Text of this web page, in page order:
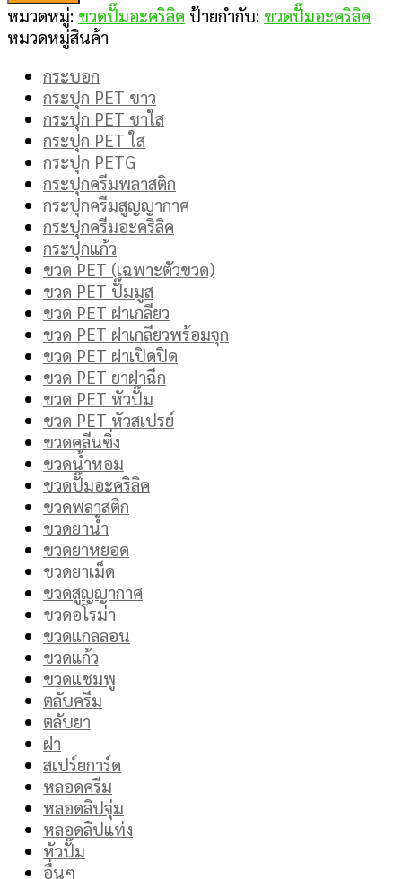
หมวดหมู่: ขวดปั๊มอะคริลิค ป้ายกำกับ: ขวดปั๊มอะคริลิค
หมวดหมู่สินค้า
กระบอก
กระปุก PET ขาว
กระปุก PET ชาใส
กระปุก PET ใส
กระปุก PETG
กระปุกครีมพลาสติก
กระปุกครีมสูญญากาศ
กระปุกครีมอะคริลิค
กระปุกแก้ว
ขวด PET (เฉพาะตัวขวด)
ขวด PET ปั๊มมูส
ขวด PET ฝาเกลียว
ขวด PET ฝาเกลียวพร้อมจุก
ขวด PET ฝาเปิดปิด
ขวด PET ยาฝาฉีก
ขวด PET หัวปั๊ม
ขวด PET หัวสเปรย์
ขวดคลีนซิ่ง
ขวดน้ำหอม
ขวดปั๊มอะคริลิค
ขวดพลาสติก
ขวดยาน้ำ
ขวดยาหยอด
ขวดยาเม็ด
ขวดสูญญากาศ
ขวดอโรม่า
ขวดแกลลอน
ขวดแก้ว
ขวดแชมพู
ตลับครีม
ตลับยา
ฝา
สเปร์ยการ์ด
หลอดครีม
หลอดลิปจุ่ม
หลอดลิปแท่ง
หัวปั๊ม
อื่นๆ